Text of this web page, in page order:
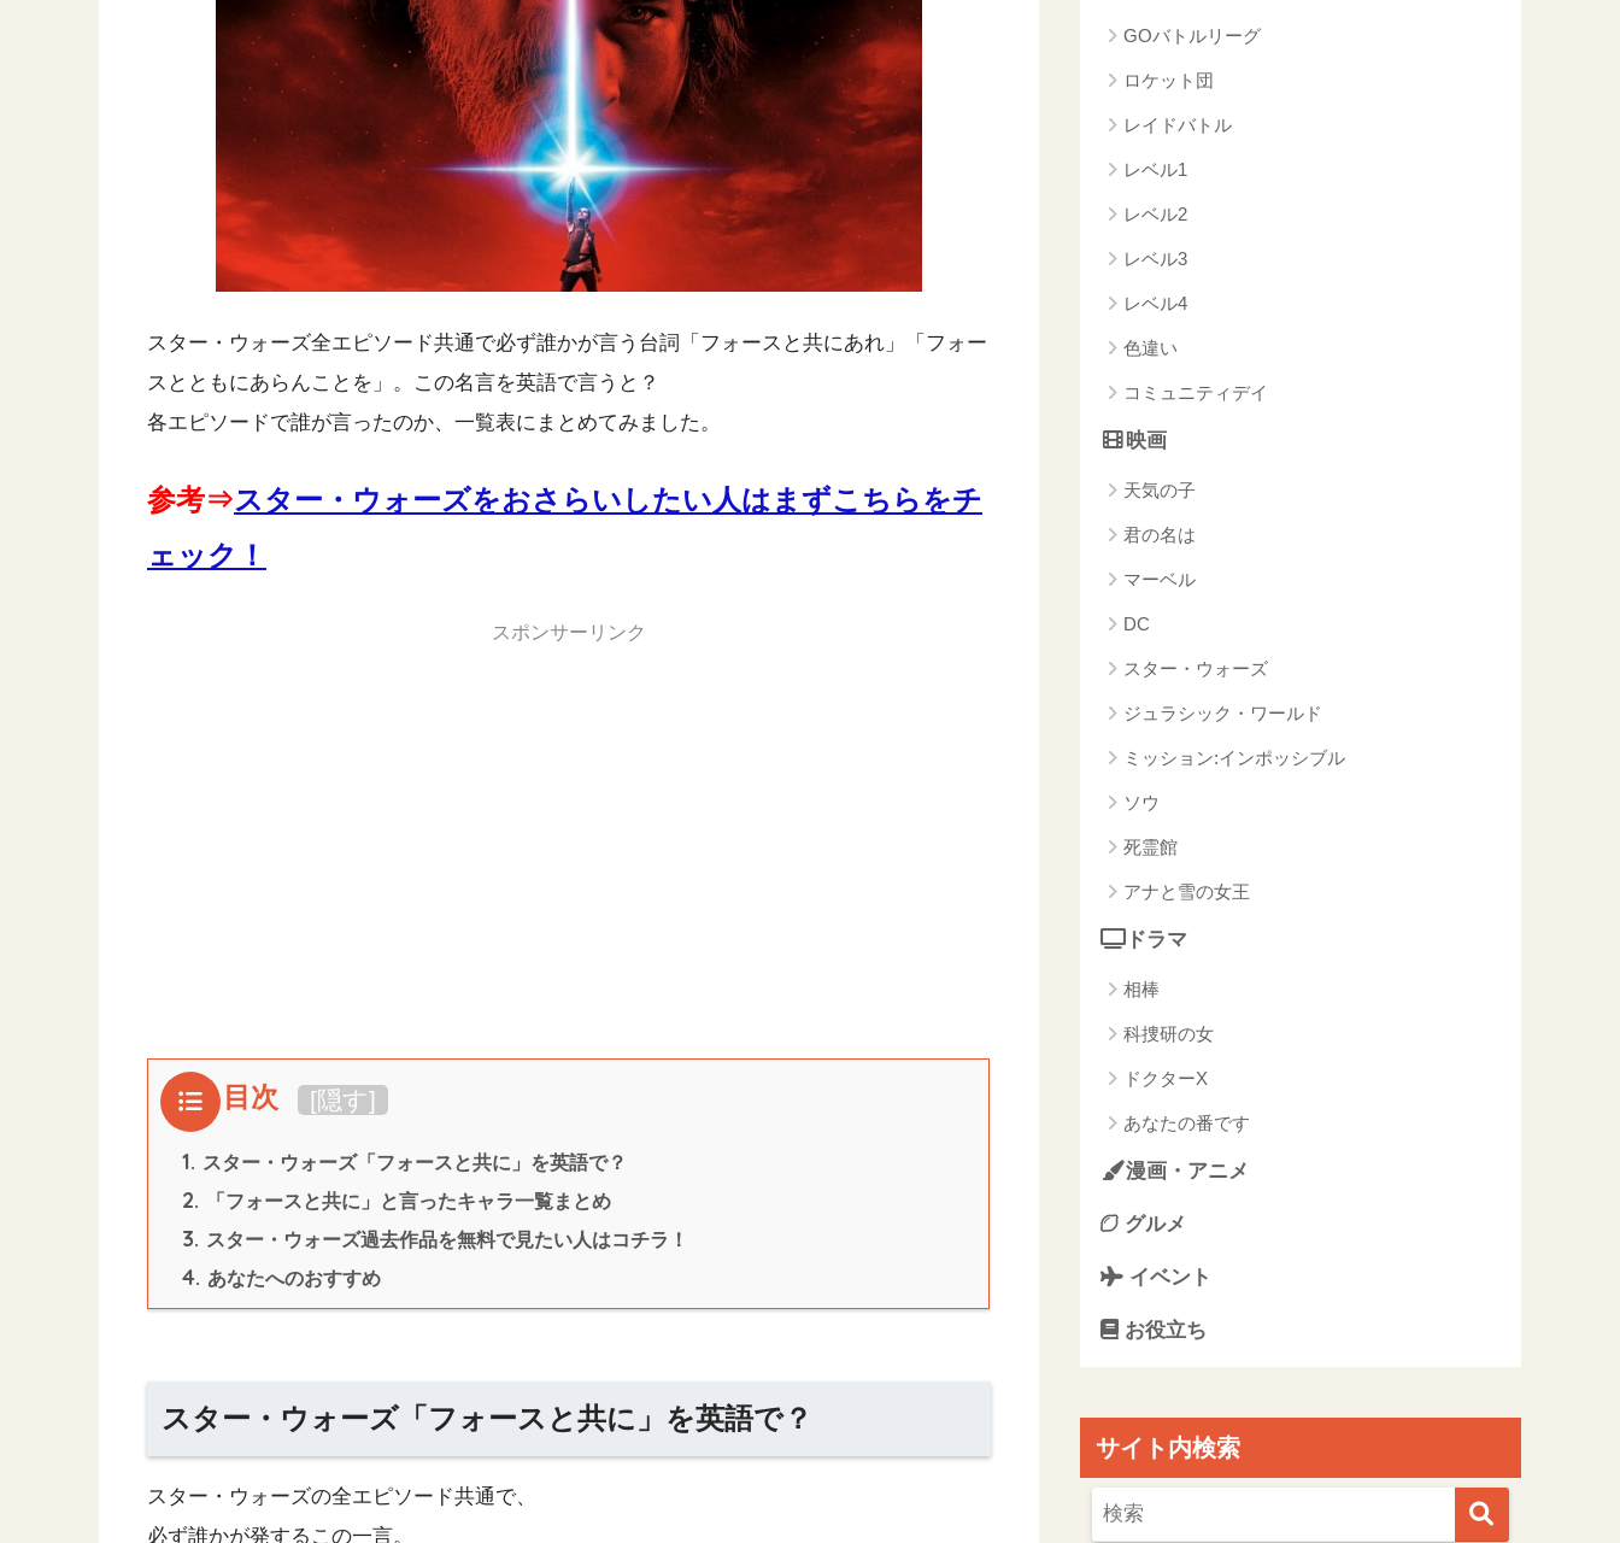
スター・ウォーズ全エピソード共通で必ず誰かが言う台詞「フォースと共にあれ」「フォー
スとともにあらんことを」。この名言を英語で言うと？
各エピソードで誰が言ったのか、一覧表にまとめてみました。
参考⇒スター・ウォーズをおさらいしたい人はまずこちらをチ
ェック！
スポンサーリンク
目次 [隠す]
1. スター・ウォーズ「フォースと共に」を英語で？
2. 「フォースと共に」と言ったキャラ一覧まとめ
3. スター・ウォーズ過去作品を無料で見たい人はコチラ！
4. あなたへのおすすめ
スター・ウォーズ「フォースと共に」を英語で？
スター・ウォーズの全エピソード共通で、
必ず誰かが発するこの一言。
GOバトルリーグ
ロケット団
レイドバトル
レベル1
レベル2
レベル3
レベル4
色違い
コミュニティデイ
映画
天気の子
君の名は
マーベル
DC
スター・ウォーズ
ジュラシック・ワールド
ミッション:インポッシブル
ソウ
死霊館
アナと雪の女王
ドラマ
相棒
科捜研の女
ドクターX
あなたの番です
漫画・アニメ
グルメ
イベント
お役立ち
サイト内検索